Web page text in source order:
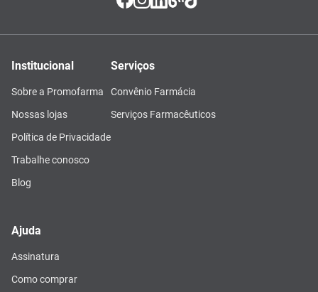
Institucional
Sobre a Promofarma
Nossas lojas
Política de Privacidade
Trabalhe conosco
Blog
Serviços
Convênio Farmácia
Serviços Farmacêuticos
Ajuda
Assinatura
Como comprar